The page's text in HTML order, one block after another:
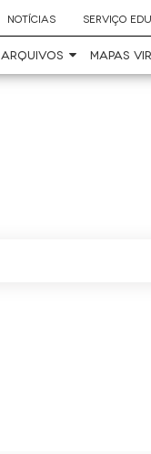
NOTÍCIAS SERVIÇO
ARQUIVOS MAPAS